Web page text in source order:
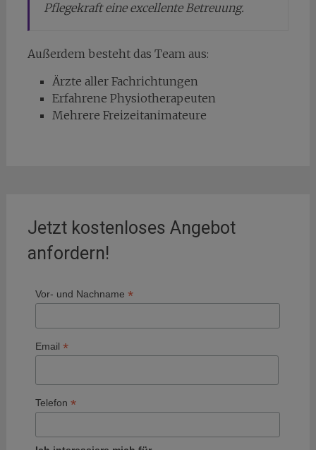
Pflegekraft eine excellente Betreuung.
Außerdem besteht das Team aus:
Ärzte aller Fachrichtungen
Erfahrene Physiotherapeuten
Mehrere Freizeitanimateure
Jetzt kostenloses Angebot
anfordern!
Vor- und Nachname*
Email*
Telefon*